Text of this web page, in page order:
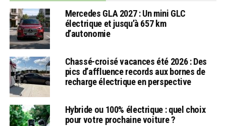
Mercedes GLA 2027 : Un mini GLC
électrique et jusqu’à 657 km
d’autonomie
Chassé-croisé vacances été 2026 : Des
pics d’affluence records aux bornes de
recharge électrique en perspective
Hybride ou 100% électrique : quel choix
pour votre prochaine voiture ?